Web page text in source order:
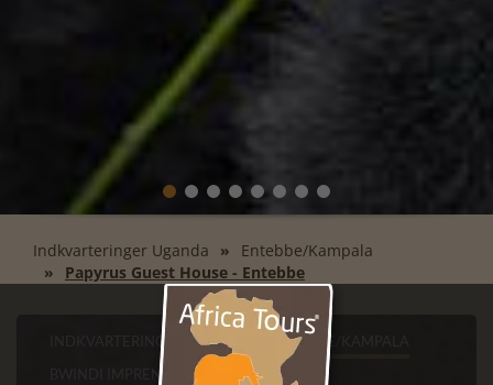
Indkvarteringer Uganda
Entebbe/Kampala
Papyrus Guest House - Entebbe
INDKVARTERINGER UGANDA
ENTEBBE/KAMPALA
BWINDI IMPRENATABLE NATIONAL PARK